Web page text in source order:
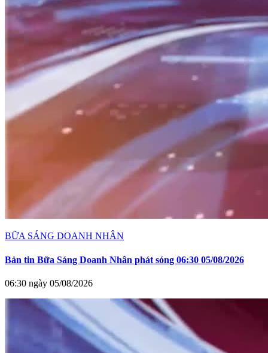
BỮA SÁNG DOANH NHÂN
Bản tin Bữa Sáng Doanh Nhân phát sóng 06:30 05/08/2026
06:30 ngày 05/08/2026